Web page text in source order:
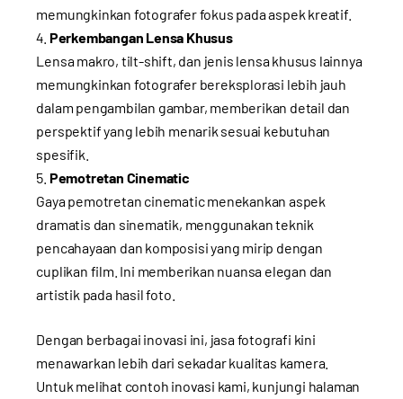
memungkinkan fotografer fokus pada aspek kreatif.
Perkembangan Lensa Khusus
Lensa makro, tilt-shift, dan jenis lensa khusus lainnya
memungkinkan fotografer bereksplorasi lebih jauh
dalam pengambilan gambar, memberikan detail dan
perspektif yang lebih menarik sesuai kebutuhan
spesifik.
Pemotretan Cinematic
Gaya pemotretan cinematic menekankan aspek
dramatis dan sinematik, menggunakan teknik
pencahayaan dan komposisi yang mirip dengan
cuplikan film. Ini memberikan nuansa elegan dan
artistik pada hasil foto.
Dengan berbagai inovasi ini, jasa fotografi kini
menawarkan lebih dari sekadar kualitas kamera.
Untuk melihat contoh inovasi kami, kunjungi halaman